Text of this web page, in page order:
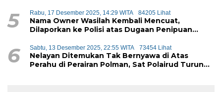
5 Rabu, 17 Desember 2025, 14:29 WITA 84205 Lihat
Nama Owner Wasilah Kembali Mencuat,
Dilaporkan ke Polisi atas Dugaan Penipuan
6 Sabtu, 13 Desember 2025, 22:55 WITA 73454 Lihat
Nelayan Ditemukan Tak Bernyawa di Atas
Perahu di Perairan Polman, Sat Polairud Turun